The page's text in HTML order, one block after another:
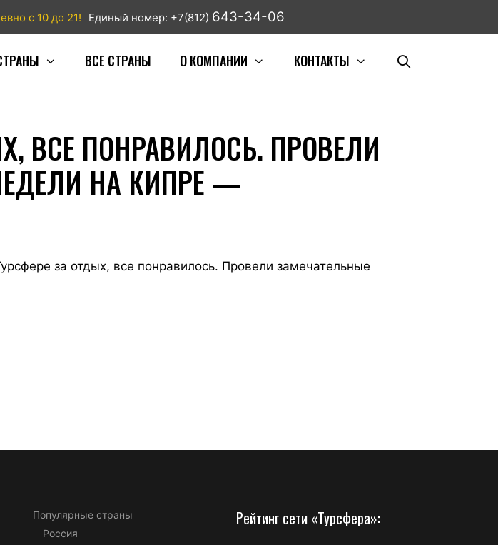
с 10 до 21! Единый номер: +7(812) 643-34-06
ВСЕ СТРАНЫ О КОМПАНИИ КОНТАКТЫ
ВСЕ ПОНРАВИЛОСЬ. ПРОВЕЛИ
НА КИПРЕ —
за отдых, все понравилось. Провели замечательные
Популярные страны
Россия
Рейтинг сети «Турсфера»: